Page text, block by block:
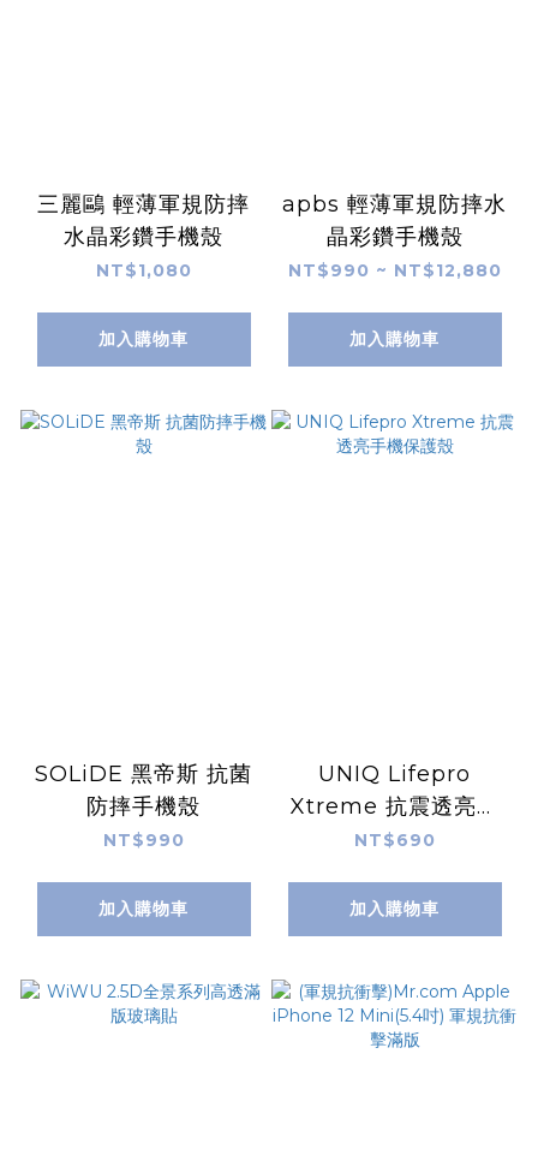
三麗鷗 輕薄軍規防摔
水晶彩鑽手機殼
NT$1,080
加入購物車
apbs 輕薄軍規防摔水
晶彩鑽手機殼
NT$990 ~ NT$12,880
加入購物車
SOLiDE 黑帝斯 抗菌
防摔手機殼
NT$990
加入購物車
UNIQ Lifepro
Xtreme 抗震透亮手
機保護殼
NT$690
加入購物車